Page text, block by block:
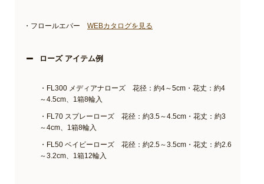
・フロールエバー WEBカタログを見る
ローズ アイテム例
・FL300 メディアナローズ 花径：約4～5cm・花丈：約4
～4.5cm、1箱8輪入
・FL70 スプレーローズ 花径：約3.5～4.5cm・花丈：約3
～4cm、1箱8輪入
・FL50 ベイビーローズ 花径：約2.5～3.5cm・花丈：約2.6
～3.2cm、1箱12輪入